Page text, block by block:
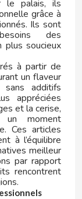
le palais, ils
grâce à
Ils sont
des
plus soucieux
à partir de
un flaveur
additifs
appréciées
et la cerise,
un moment
Ces articles
à l’équilibre
meilleur
par rapport
rencontrent